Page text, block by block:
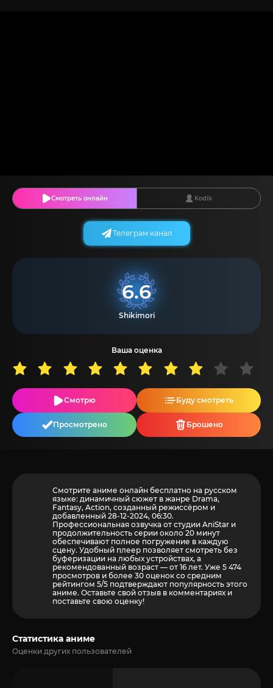
Смотреть онлайн Kodik
6.6
Shikimori
Ваша оценка
Смотрю Буду смотреть
Просмотрено Брошено
Телеграм канал
Смотрите аниме онлайн бесплатно на русском
языке: динамичный сюжет в жанре Drama,
Fantasy, Action, созданный режиссёром и
добавленный 28-12-2024, 06:30.
Профессиональная озвучка от студии AniStar и
продолжительность серии около 20 минут
обеспечивают полное погружение в каждую
сцену. Удобный плеер позволяет смотреть без
буферизации на любых устройствах, а
рекомендованный возраст — от 16 лет. Уже 5 474
просмотров и более 30 оценок со средним
рейтингом 5/5 подтверждают популярность этого
аниме. Оставьте свой отзыв в комментариях и
поставьте свою оценку!
Статистика аниме
Оценки других пользователей